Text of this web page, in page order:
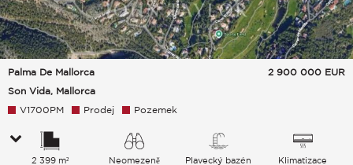
Palma De Mallorca
Son Vida, Mallorca
2 900 000 EUR
V1700PM Prodej Pozemek
2 399 m² Neomezeně Plavecký bazén Klimatizace